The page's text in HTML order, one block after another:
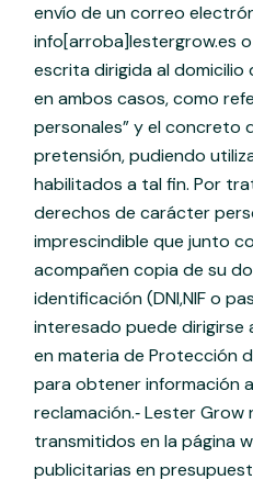
envío de un correo
info[arroba]lestergrow.es
escrita dirigida al domicilio
en ambos casos, como
personales” y el concreto
pretensión, pudiendo
habilitados a tal fin. Por
derechos de carácter
imprescindible que junto
acompañen copia de su
identificación (DNI,NIF o
interesado puede
en materia de Protección
para obtener información
reclamación.‐ Lester
transmitidos en la página
publicitarias en